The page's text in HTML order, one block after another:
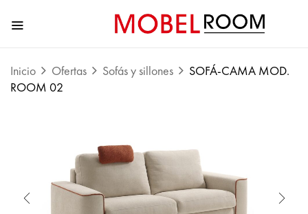
Inicio Ofertas Sofás y sillones
SOFÁ-CAMA MOD.
ROOM 02